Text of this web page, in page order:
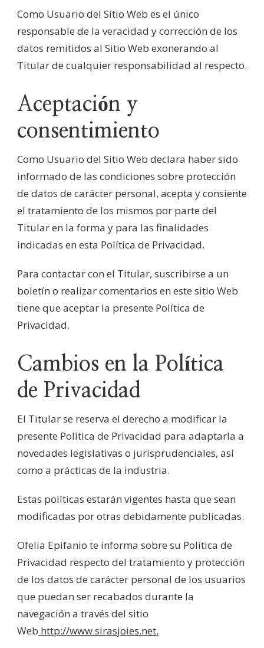
Como Usuario del Sitio Web es el único
responsable de la veracidad y corrección de los
datos remitidos al Sitio Web exonerando al
Titular de cualquier responsabilidad al respecto.
Aceptación y
consentimiento
Como Usuario del Sitio Web declara haber sido
informado de las condiciones sobre protección
de datos de carácter personal, acepta y consiente
el tratamiento de los mismos por parte del
Titular en la forma y para las finalidades
indicadas en esta Política de Privacidad.
Para contactar con el Titular, suscribirse a un
boletín o realizar comentarios en este sitio Web
tiene que aceptar la presente Política de
Privacidad.
Cambios en la Política
de Privacidad
El Titular se reserva el derecho a modificar la
presente Política de Privacidad para adaptarla a
novedades legislativas o jurisprudenciales, así
como a prácticas de la industria.
Estas políticas estarán vigentes hasta que sean
modificadas por otras debidamente publicadas.
Ofelia Epifanio te informa sobre su Política de
Privacidad respecto del tratamiento y protección
de los datos de carácter personal de los usuarios
que puedan ser recabados durante la
navegación a través del sitio
Web http://www.sirasjoies.net.